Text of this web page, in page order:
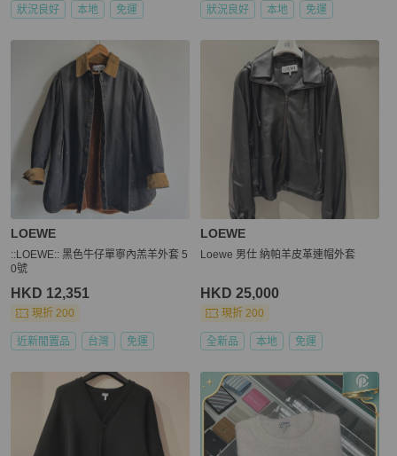
狀況良好 本地 免運 狀況良好 本地 免運
LOEWE
::LOEWE:: 黑色牛仔單寧內羔羊外套 5
0號
HKD 12,351
現折 200
近新閒置品 台灣 免運
LOEWE
Loewe 男仕 納帕羊皮革連帽外套
HKD 25,000
現折 200
全新品 本地 免運